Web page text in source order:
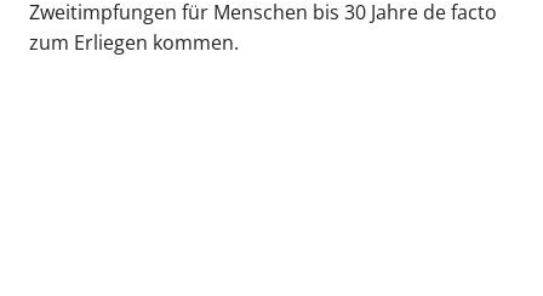
Zweitimpfungen für Menschen bis 30 Jahre de facto
zum Erliegen kommen.